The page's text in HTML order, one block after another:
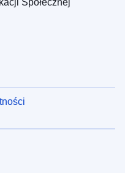
Społecznej